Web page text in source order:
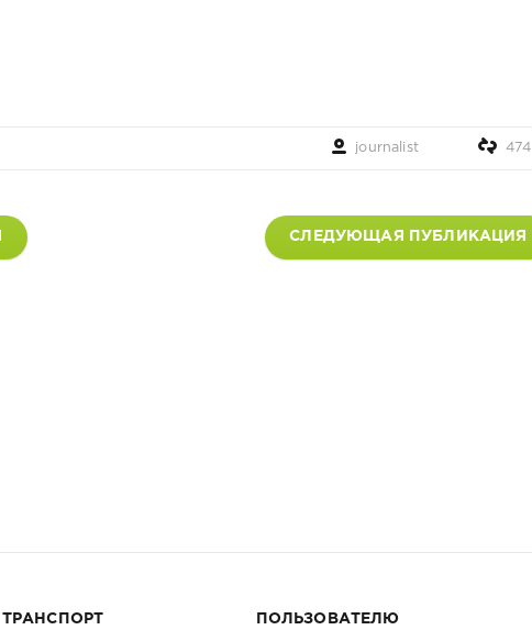
journalist 474
СЛЕДУЮЩАЯ ПУБЛИКАЦИЯ
ТРАНСПОРТ ПОЛЬЗОВАТЕЛЮ